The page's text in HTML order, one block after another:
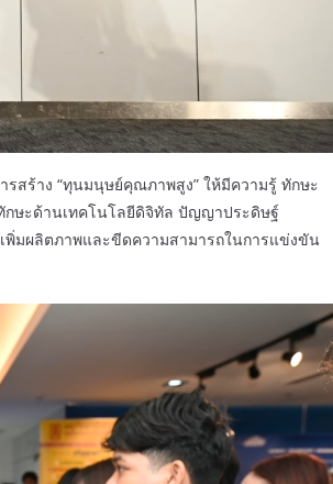
สร้าง “ทุนมนุษย์คุณภาพสูง” ให้มีความรู้ ทักษะ
กษะด้านเทคโนโลยีดิจิทัล ปัญญาประดิษฐ์
พิ่มผลิตภาพและขีดความสามารถในการแข่งขัน